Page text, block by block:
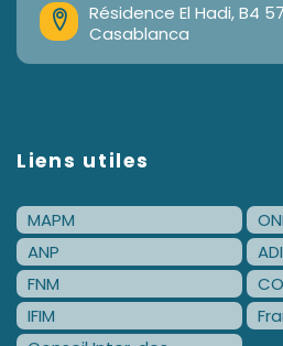
Résidence El Hadi, B4
Casablanca
Liens utiles
MAPM
ANP
FNM
IFIM